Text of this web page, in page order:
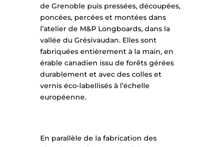
de Grenoble puis pressées, découpées,
poncées, percées et montées dans
l’atelier de M&P Longboards, dans la
vallée du Grésivaudan. Elles sont
fabriquées entièrement à la main, en
érable canadien issu de forêts gérées
durablement et avec des colles et
vernis éco-labellisés à l’échelle
européenne.
En parallèle de la fabrication des